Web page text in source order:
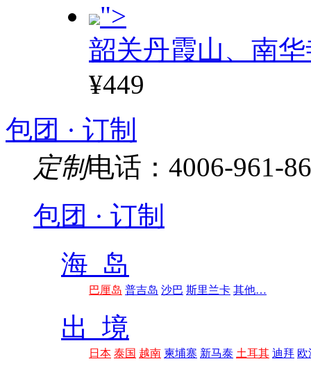
">
韶关丹霞山、南
¥449
包团 · 订制
定制电话：4006-961-
包团 · 订制
海 岛
巴厘岛 普吉岛 沙巴 斯里兰卡 其他…
出 境
日本 泰国 越南 柬埔寨 新马泰 土耳其 迪拜 欧